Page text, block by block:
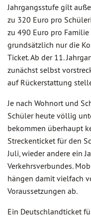
Jahrgangsstufe gilt
zu 320 Euro pro
zu 490 Euro pro
grundsätzlich nur die
Ticket. Ab der 11.
zunächst selbst
auf Rückerstattung
Je nach Wohnort und
Schüler heute völlig
bekommen überhaupt
Streckenticket für den
Juli, wieder andere ein
Verkehrsverbundes.
hängen damit vielfach
Voraussetzungen ab.
Ein Deutschlandticket